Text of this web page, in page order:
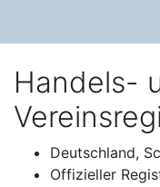
Handels-
Deutschland,
Offizieller